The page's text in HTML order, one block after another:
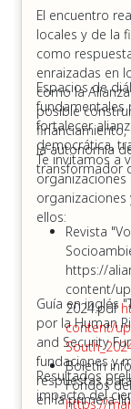
El encuentro
locales y de la
como
enraizadas en
como la
posible
financiamiento,
la autonomía
transformador
Espacios de
fundamentales
fortalecer
democrática,
Te invitamos a
ellos:
Revista
https://
content/
2024.pdfhttps://alianzafondosdelsur.org/wp-
content/
Boletín
Fondos
https://
Guía en inglés
por la Human
and Security
fundaciones y
respuestas
en la primera
Resultados
impacto del